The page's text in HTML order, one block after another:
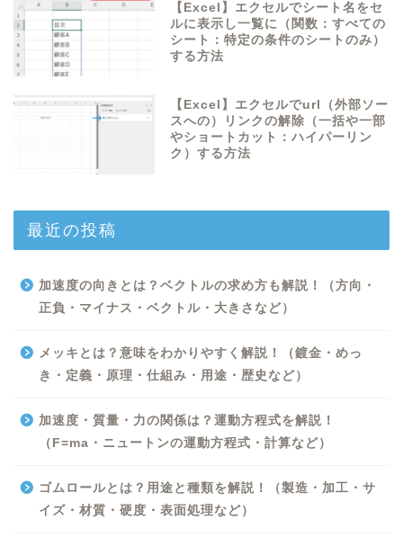
【Excel】エクセルでシート名をセ
ルに表示し一覧に（関数：すべての
シート：特定の条件のシートのみ）
する方法
【Excel】エクセルでurl（外部ソー
スへの）リンクの解除（一括や一部
やショートカット：ハイパーリン
ク）する方法
最近の投稿
加速度の向きとは？ベクトルの求め方も解説！（方向・
正負・マイナス・ベクトル・大きさなど）
メッキとは？意味をわかりやすく解説！（鍍金・めっ
き・定義・原理・仕組み・用途・歴史など）
加速度・質量・力の関係は？運動方程式を解説！
（F=ma・ニュートンの運動方程式・計算など）
ゴムロールとは？用途と種類を解説！（製造・加工・サ
イズ・材質・硬度・表面処理など）